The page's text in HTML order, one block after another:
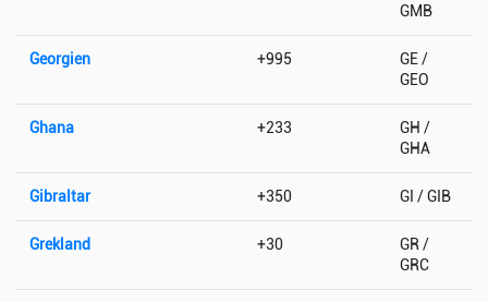
GMB
Georgien +995
GE /
GEO
Ghana +233
GH /
GHA
Gibraltar +350 GI / GIB
Grekland +30
GR /
GRC